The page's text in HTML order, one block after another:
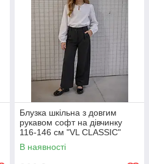
Блузка шкільна з довгим
рукавом софт на дівчинку
116-146 см "VL CLASSIC"
недорого від прямого
постачальника
В наявності